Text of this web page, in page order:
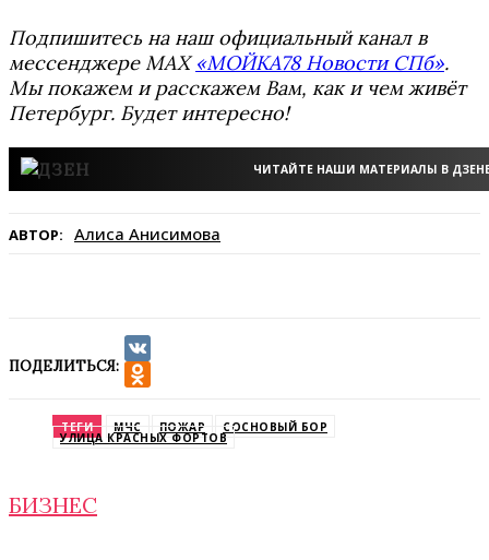
Подпишитесь на наш официальный канал в
мессенджере MAX«МОЙКА78 Новости СПб».
Мы покажем и расскажем Вам, как и чем живёт
Петербург. Будет интересно!
ЧИТАЙТЕ НАШИ МАТЕРИАЛЫ В
АВТОР: Алиса Анисимова
ПОДЕЛИТЬСЯ:
VK
ТЕГИ МЧС ПОЖАР СОСНОВЫЙ БОР
УЛИЦА КРАСНЫХ ФОРТОВ
БИЗНЕС